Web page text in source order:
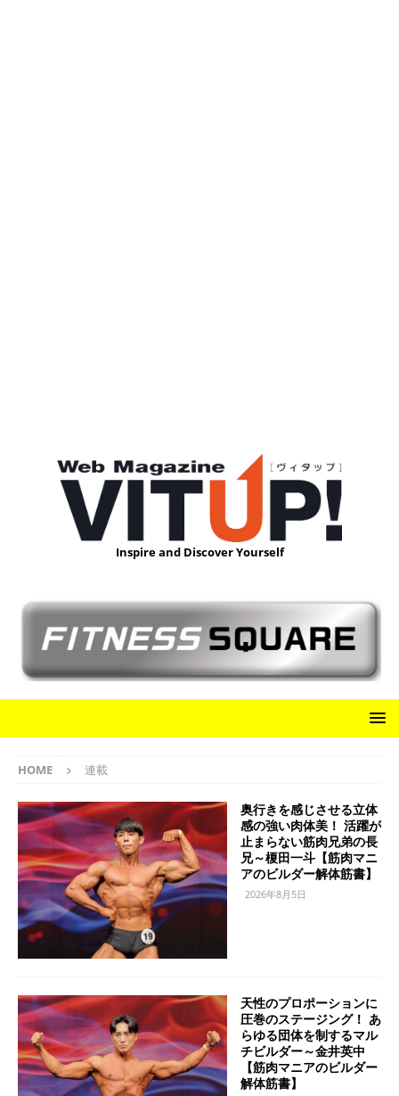
Inspire and Discover Yourself
HOME 連載
奥行きを感じさせる立体
感の強い肉体美！ 活躍が
止まらない筋肉兄弟の長
兄～榎田一斗【筋肉マニ
アのビルダー解体筋書】
2026年8月5日
天性のプロポーションに
圧巻のステージング！ あ
らゆる団体を制するマル
チビルダー～金井英中
【筋肉マニアのビルダー
解体筋書】